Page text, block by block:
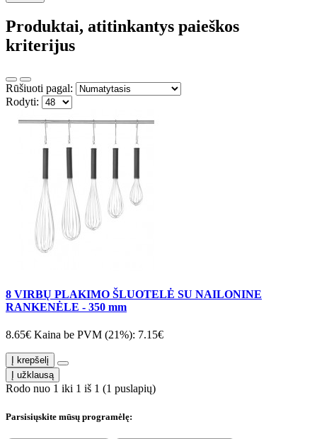
Produktai, atitinkantys paieškos
kriterijus
Rūšiuoti pagal:
Rodyti:
8 VIRBŲ PLAKIMO ŠLUOTELĖ SU NAILONINE
RANKENĖLE - 350 mm
8.65€ Kaina be PVM (21%): 7.15€
Į krepšelį
Į užklausą
Rodo nuo 1 iki 1 iš 1 (1 puslapių)
Parsisiųskite mūsų programėlę: